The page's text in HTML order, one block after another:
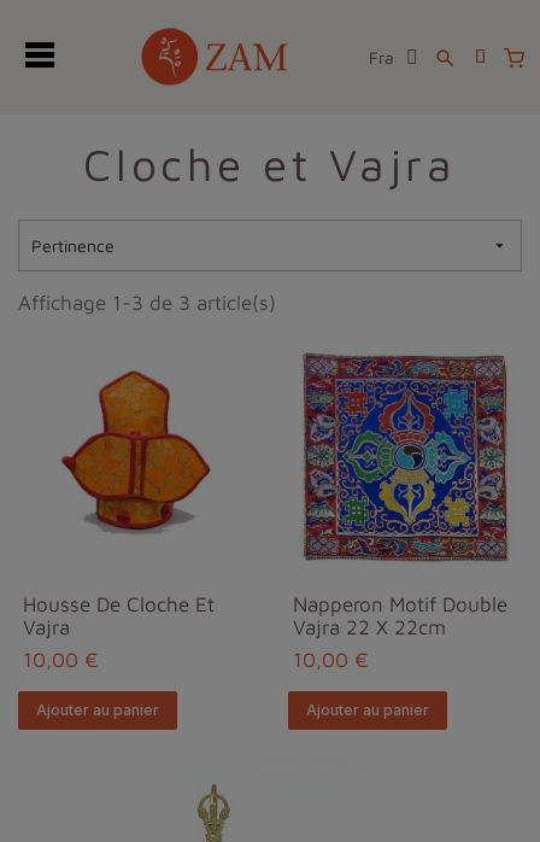
Fra search
Cloche et Vajra
Pertinence 
Affichage 1-3 de 3 article(s)
Housse De Cloche Et
Vajra
10,00 €
Ajouter au panier
Napperon Motif Double
Vajra 22 X 22cm
10,00 €
Ajouter au panier